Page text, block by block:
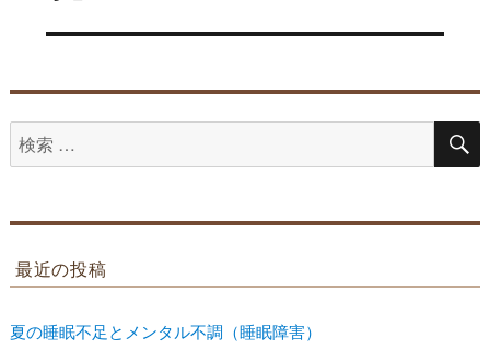
投
稿:
検
最近の投稿
夏の睡眠不足とメンタル不調（睡眠障害）